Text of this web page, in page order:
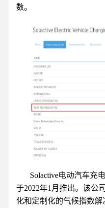
数。
Solactive电动汽车充
于2022年1月推出。该公
化和定制化的气候指数解